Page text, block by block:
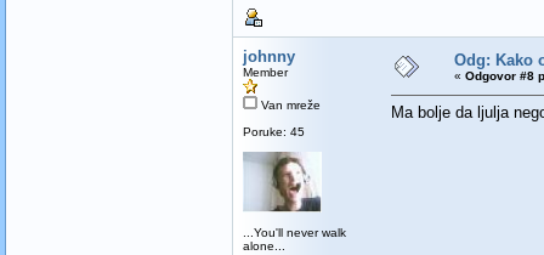
johnny
Member
Van mreže
Poruke: 45
...You'll never walk
alone...
Odg: Kako
« Odgovor #8
Ma bolje da ljulja